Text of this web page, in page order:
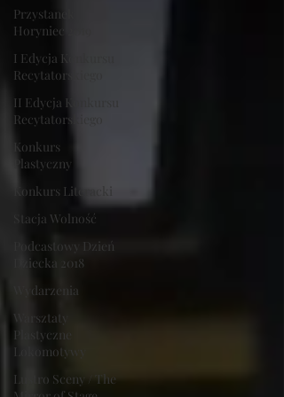
Przystanek
Horyniec 2019
I Edycja Konkursu
Recytatorskiego
II Edycja Konkursu
Recytatorskiego
Konkurs
Plastyczny
Konkurs Literacki
Stacja Wolność
Podcastowy Dzień
Dziecka 2018
Wydarzenia
Warsztaty
Plastyczne
Lokomotywy
Lustro Sceny / The